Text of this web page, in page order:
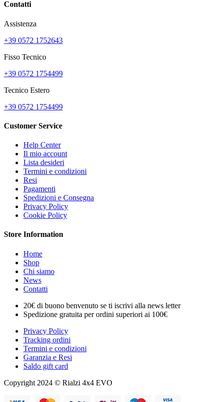
Contatti
Assistenza
+39 0572 1752643
Fisso Tecnico
+39 0572 1754499
Tecnico Estero
+39 0572 1754499
Customer Service
Help Center
Il mio account
Lista desideri
Termini e condizioni
Resi
Pagamenti
Spedizioni e Consegna
Privacy Policy
Cookie Policy
Store Information
Home
Shop
Chi siamo
News
Contatti
20€ di buono benvenuto se ti iscrivi alla news letter
Spedizione gratuita per ordini superiori ai 100€
Privacy Policy
Tracking ordini
Termini e condizioni
Garanzia e Resi
Saldo gift card
Copyright 2024 © Rialzi 4x4 EVO